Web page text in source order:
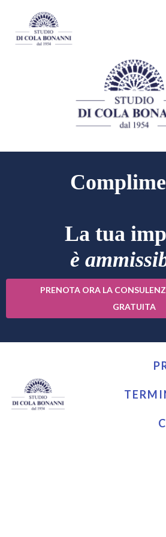
La tua
è
PRENOTA ORA LA
GRATUITA